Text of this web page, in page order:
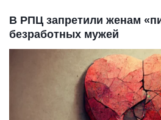
В РПЦ запретили женам
безработных мужей